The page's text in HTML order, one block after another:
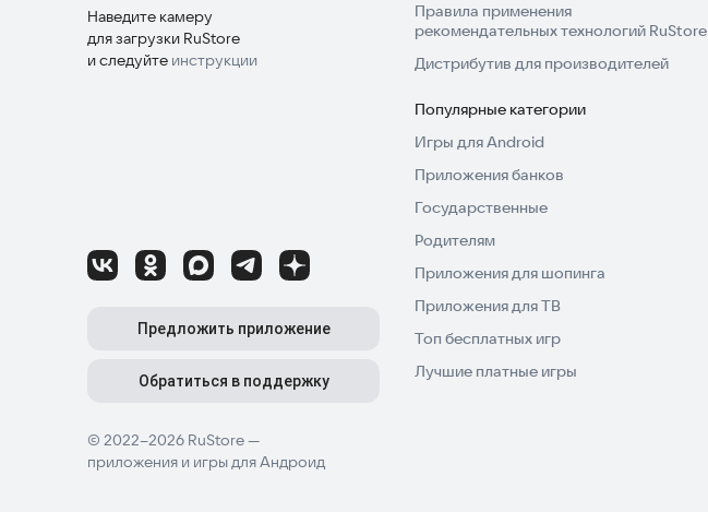
Наведите камеру
для загрузки RuStore
и следуйте инструкции
© 2022–2026 RuStore —
приложения и игры для Андроид
Предложить приложение
Обратиться в поддержку
Правила применения
рекомендательных технологий RuStore
Дистрибутив для производителей
Популярные категории
Игры для Android
Приложения банков
Государственные
Родителям
Приложения для шопинга
Приложения для ТВ
Топ бесплатных игр
Лучшие платные игры